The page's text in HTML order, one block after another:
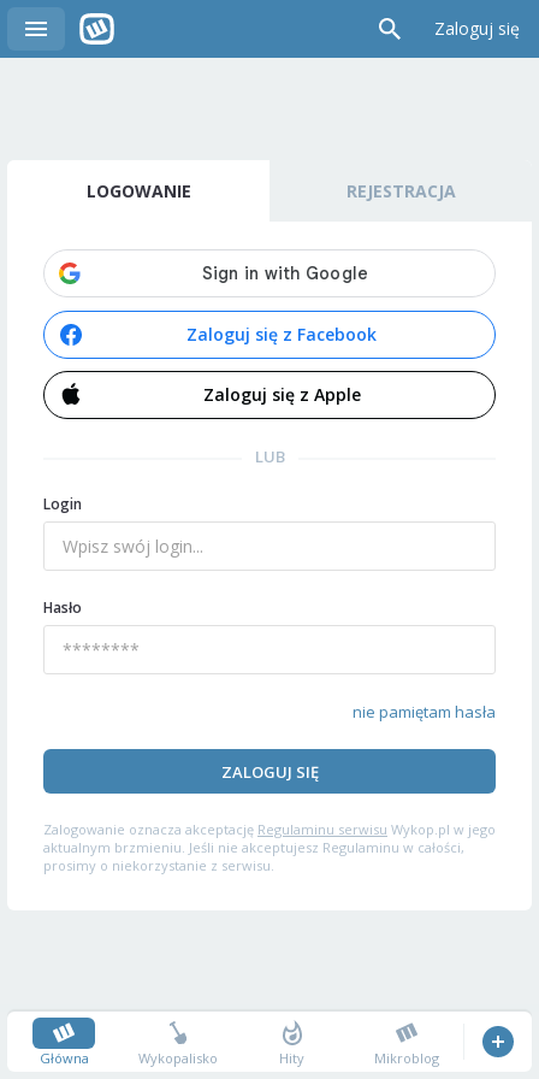
Zaloguj się
LOGOWANIE REJESTRACJA
Zaloguj się z Facebook
Zaloguj się z Apple
LUB
Login
Hasło
nie pamiętam hasła
ZALOGUJ SIĘ
Zalogowanie oznacza akceptację Regulaminu serwisu Wykop.pl w jego
aktualnym brzmieniu. Jeśli nie akceptujesz Regulaminu w całości,
prosimy o niekorzystanie z serwisu.
Główna Wykopalisko Hity Mikroblog